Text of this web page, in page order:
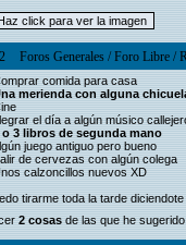
Foros Generales/Foro Libre/
comida para casa
merienda con alguna
el día a algún músico
o 3 libros de segunda mano
juego antiguo pero bueno
de cervezas con algún colega
calzoncillos nuevos XD
tirarme toda la tarde
2 cosasde las que he sugerido